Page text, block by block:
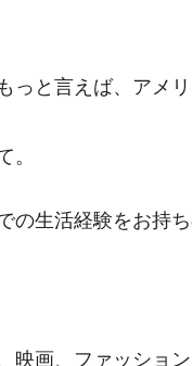
と言えば、アメ
。
生活経験をお持
映画、ファッショ